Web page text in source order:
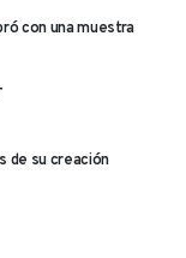
con una muestra
de su creación